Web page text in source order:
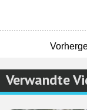
Verwandte